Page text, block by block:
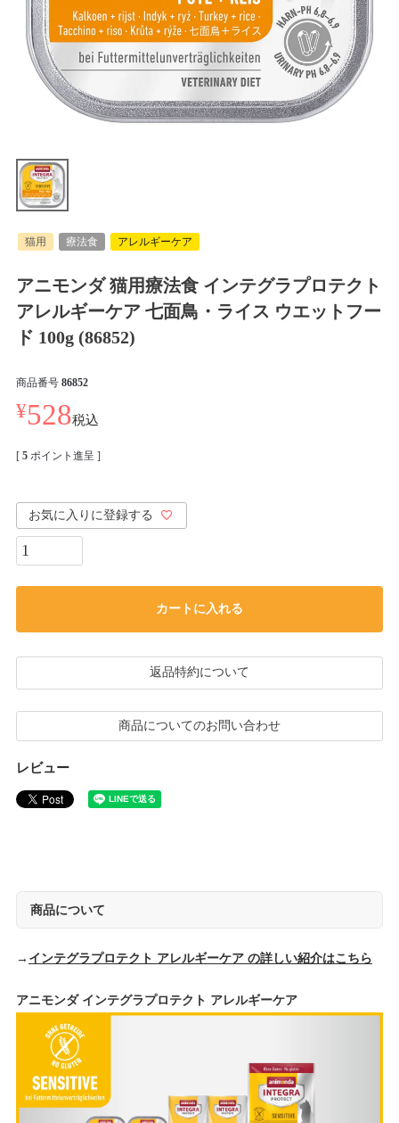
猫用 療法食 アレルギーケア
アニモンダ 猫用療法食 インテグラプロテクト
アレルギーケア 七面鳥・ライス ウエットフー
ド 100g (86852)
商品番号 86852
¥528税込
[ 5 ポイント進呈 ]
お気に入りに登録する
カートに入れる
返品特約について
商品についてのお問い合わせ
レビュー
商品について
→ インテグラプロテクト アレルギーケア の詳しい紹介はこちら
アニモンダ インテグラプロテクト アレルギーケア